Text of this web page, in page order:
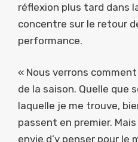
réflexion plus tard dans
concentre sur le retour
performance.
« Nous verrons
de la saison. Quelle que
laquelle je me trouve,
passent en premier.
envie d’y penser pour le